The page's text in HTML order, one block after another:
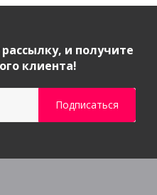
и получите
клиента!